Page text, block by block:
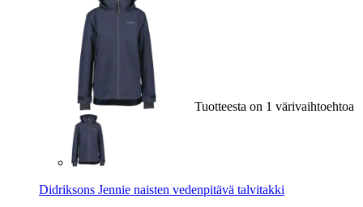
Tuotteesta on 1 värivaihtoehtoa
Didriksons Jennie naisten vedenpitävä talvitakki